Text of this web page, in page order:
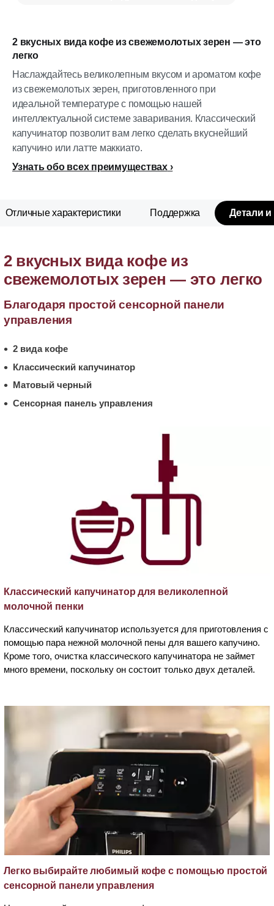
2 вкусных вида кофе из свежемолотых зерен — это
легко
Наслаждайтесь великолепным вкусом и ароматом кофе
из свежемолотых зерен, приготовленного при
идеальной температуре с помощью нашей
интеллектуальной системе заваривания. Классический
капучинатор позволит вам легко сделать вкуснейший
капучино или латте маккиато.
Узнать обо всех преимуществах
Отличные характеристики Поддержка Детали и
2 вкусных вида кофе из
свежемолотых зерен — это легко
Благодаря простой сенсорной панели
управления
2 вида кофе
Классический капучинатор
Матовый черный
Сенсорная панель управления
Классический капучинатор для великолепной
молочной пенки
Классический капучинатор используется для приготовления с
помощью пара нежной молочной пены для вашего капучино.
Кроме того, очистка классического капучинатора не займет
много времени, поскольку он состоит только двух деталей.
Легко выбирайте любимый кофе с помощью простой
сенсорной панели управления